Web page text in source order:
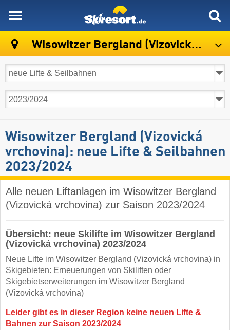
Wisowitzer Bergland (Vizovická vrchovina)
Wisowitzer Bergland (Vizovická
vrchovina): neue Lifte & Seilbahnen
2023/2024
Alle neuen Liftanlagen im Wisowitzer Bergland
(Vizovická vrchovina) zur Saison 2023/2024
Übersicht: neue Skilifte im Wisowitzer Bergland
(Vizovická vrchovina) 2023/2024
Neue Lifte im Wisowitzer Bergland (Vizovická vrchovina) in
Skigebieten: Erneuerungen von Skiliften oder
Skigebietserweiterungen im Wisowitzer Bergland
(Vizovická vrchovina)
Leider gibt es in dieser Region keine neuen Lifte &
Bahnen zur Saison 2023/2024